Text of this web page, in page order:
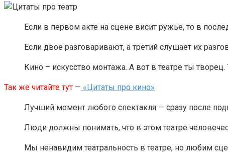
Если в первом акте на сцене висит ружье, то в
Если двое разговаривают, а третий слушает их
Кино – искусство монтажа. А вот в театре ты
Так же читайте тут — «Цитаты про кино»
Лучший момент любого спектакля — сразу после
Люди должны понимать, что в этом театре
Мы ненавидим театральность в театре, но любим